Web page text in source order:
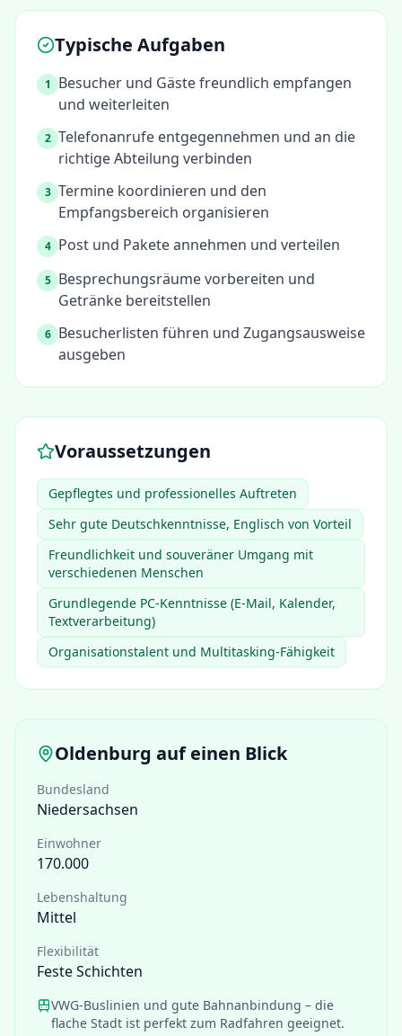
Typische Aufgaben
1
Besucher und Gäste freundlich empfangen
und weiterleiten
2 Telefonanrufe entgegennehmen und an die
richtige Abteilung verbinden
3 Termine koordinieren und den
Empfangsbereich organisieren
4 Post und Pakete annehmen und verteilen
5 Besprechungsräume vorbereiten und
Getränke bereitstellen
6 Besucherlisten führen und Zugangsausweise
ausgeben
Voraussetzungen
Gepflegtes und professionelles Auftreten
Sehr gute Deutschkenntnisse, Englisch von Vorteil
Freundlichkeit und souveräner Umgang mit
verschiedenen Menschen
Grundlegende PC-Kenntnisse (E-Mail, Kalender,
Textverarbeitung)
Organisationstalent und Multitasking-Fähigkeit
Oldenburg auf einen Blick
Bundesland
Niedersachsen
Einwohner
170.000
Lebenshaltung
Mittel
Flexibilität
Feste Schichten
VWG-Buslinien und gute Bahnanbindung – die
flache Stadt ist perfekt zum Radfahren geeignet.